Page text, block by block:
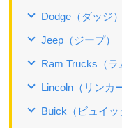
Dodge（ダッジ）
Jeep（ジープ）
Ram Trucks（ラ
Lincoln（リンカ
Buick（ビュイッ